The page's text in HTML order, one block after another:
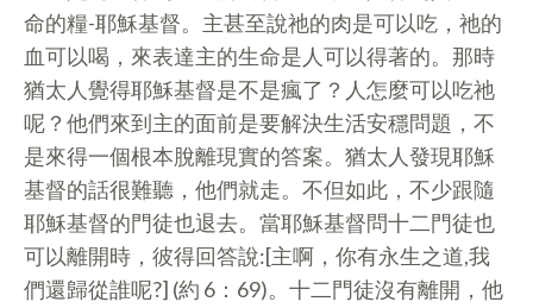
命的糧-耶穌基督。主甚至說祂的肉是可以吃，祂的
血可以喝，來表達主的生命是人可以得著的。那時
猶太人覺得耶穌基督是不是瘋了？人怎麼可以吃祂
呢？他們來到主的面前是要解決生活安穩問題，不
是來得一個根本脫離現實的答案。猶太人發現耶穌
基督的話很難聽，他們就走。不但如此，不少跟隨
耶穌基督的門徒也退去。當耶穌基督問十二門徒也
可以離開時，彼得回答說:[主啊，你有永生之道,我
們還歸從誰呢?] (約 6：69)。十二門徒沒有離開，他